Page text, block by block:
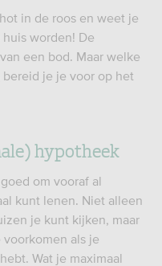
in de roos en weet je
worden! De
een bod. Maar welke
bereid je je voor op het
hypotheek
om vooraf al
kunt lenen. Niet alleen
je kunt kijken, maar
als je
Wat je maximaal